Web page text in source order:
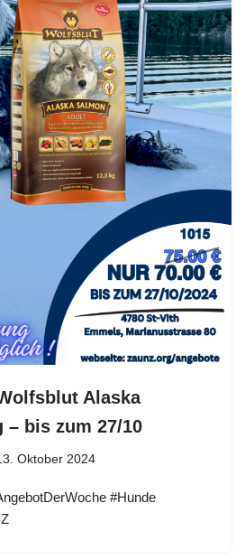
Alaska
– bis zum 27/10
Oktober 2024
#Hunde